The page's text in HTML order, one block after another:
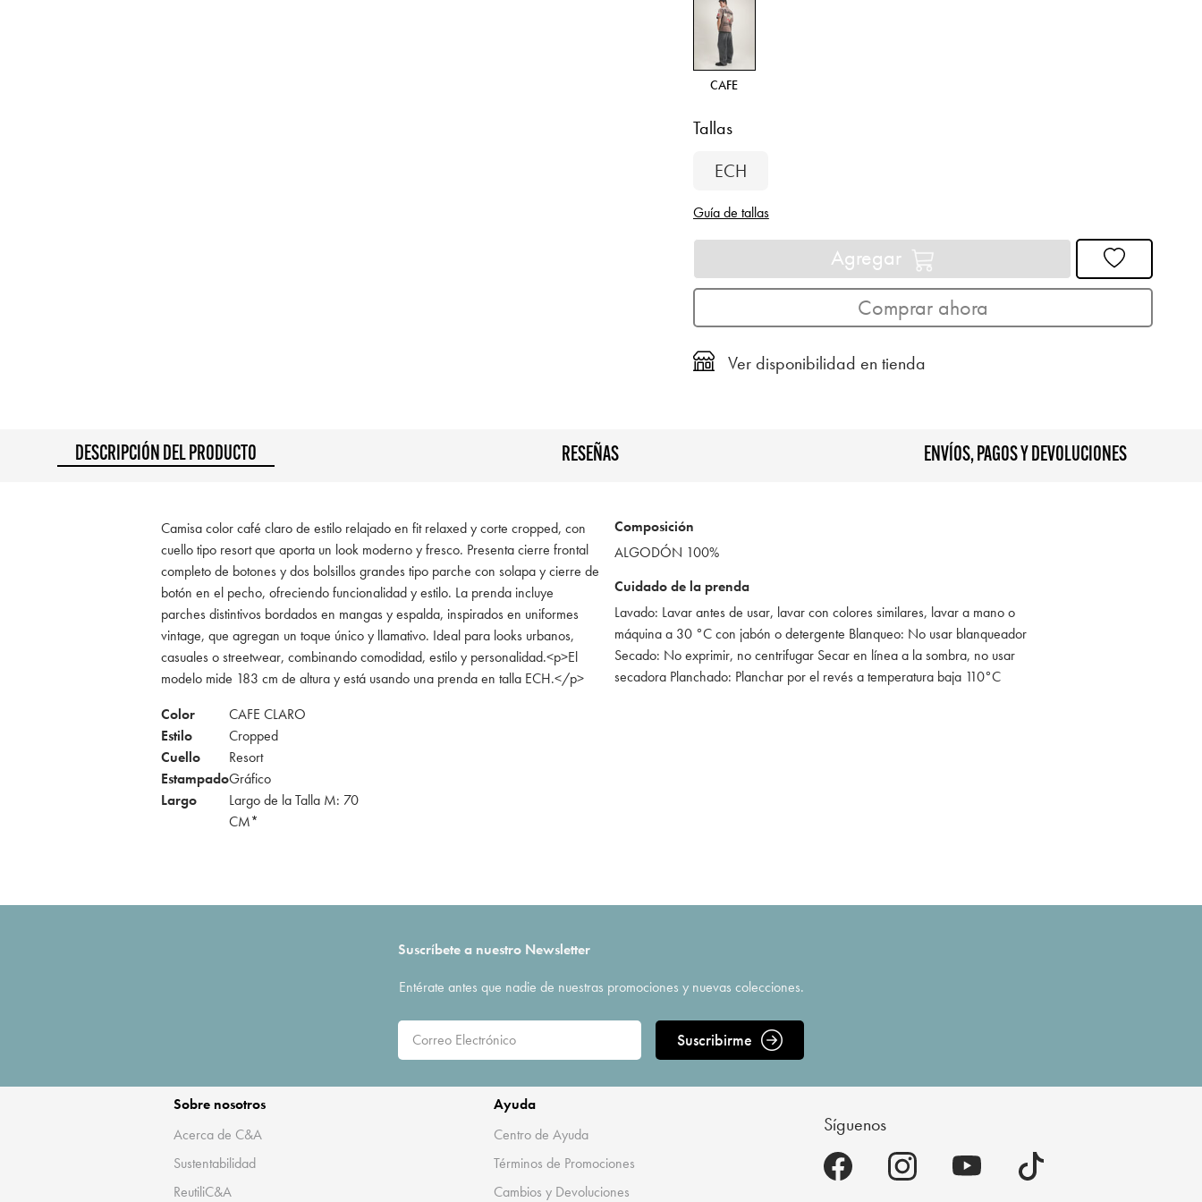
CAFE
Tallas
ECH
Guía de tallas
Agregar
Comprar ahora
Ver disponibilidad en tienda
DESCRIPCIÓN DEL PRODUCTO RESEÑAS ENVÍOS, PAGOS Y DEVOLUCIONES
Camisa color café claro de estilo relajado en fit relaxed y corte cropped, con
cuello tipo resort que aporta un look moderno y fresco. Presenta cierre frontal
completo de botones y dos bolsillos grandes tipo parche con solapa y cierre de
botón en el pecho, ofreciendo funcionalidad y estilo. La prenda incluye
parches distintivos bordados en mangas y espalda, inspirados en uniformes
vintage, que agregan un toque único y llamativo. Ideal para looks urbanos,
casuales o streetwear, combinando comodidad, estilo y personalidad.<p>El
modelo mide 183 cm de altura y está usando una prenda en talla ECH.</p>
Color
CAFE CLARO
Estilo
Cropped
Cuello
Resort
EstampadoGráfico
Largo
Largo de la Talla M: 70
CM*
Composición
ALGODÓN 100%
Cuidado de la prenda
Lavado: Lavar antes de usar, lavar con colores similares, lavar a mano o
máquina a 30 °C con jabón o detergente Blanqueo: No usar blanqueador
Secado: No exprimir, no centrifugar Secar en línea a la sombra, no usar
secadora Planchado: Planchar por el revés a temperatura baja 110°C
Suscríbete a nuestro Newsletter
Entérate antes que nadie de nuestras promociones y nuevas colecciones.
Suscribirme
Sobre nosotros
Acerca de C&A
Sustentabilidad
ReutiliC&A
Ayuda
Centro de Ayuda
Términos de Promociones
Cambios y Devoluciones
Síguenos